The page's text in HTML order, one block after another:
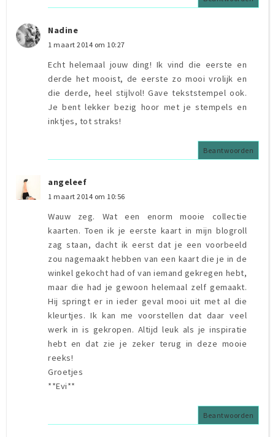
Nadine
1 maart 2014 om 10:27
Echt helemaal jouw ding! Ik vind die eerste en
derde het mooist, de eerste zo mooi vrolijk en
die derde, heel stijlvol! Gave tekststempel ook.
Je bent lekker bezig hoor met je stempels en
inktjes, tot straks!
Beantwoorden
angeleef
1 maart 2014 om 10:56
Wauw zeg. Wat een enorm mooie collectie
kaarten. Toen ik je eerste kaart in mijn blogroll
zag staan, dacht ik eerst dat je een voorbeeld
zou nagemaakt hebben van een kaart die je in de
winkel gekocht had of van iemand gekregen hebt,
maar die had je gewoon helemaal zelf gemaakt.
Hij springt er in ieder geval mooi uit met al die
kleurtjes. Ik kan me voorstellen dat daar veel
werk in is gekropen. Altijd leuk als je inspiratie
hebt en dat zie je zeker terug in deze mooie
reeks!
Groetjes
**Evi**
Beantwoorden